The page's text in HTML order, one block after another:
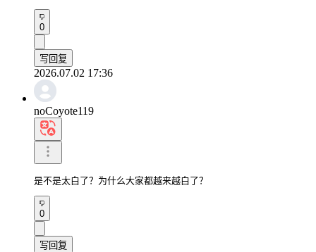
0
写回复
2026.07.02 17:36
noCoyote119
是不是太白了？为什么大家都越来越白了？
0
写回复